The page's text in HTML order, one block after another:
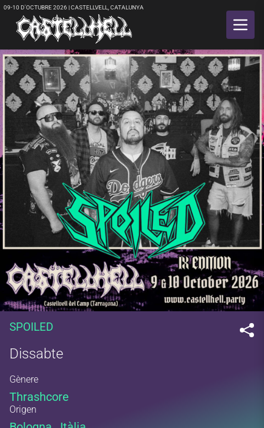
09-10 D'OCTUBRE 2026 | CASTELLVELL, CATALUNYA
SPOILED
Dissabte
Gènere
Thrashcore
Origen